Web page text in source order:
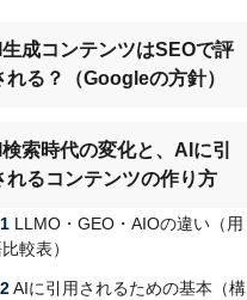
成コンテンツはSEOで評
れる？（Googleの方針）
索時代の変化と、AIに引
れるコンテンツの作り方
LLMO・GEO・AIOの違い（用
較表）
AIに引用されるための基本（構